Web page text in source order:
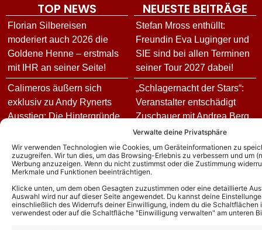
Verwalte deine Privatsphäre
Wir verwenden Technologien wie Cookies, um Geräteinformationen zu
zuzugreifen. Wir tun dies, um das Browsing-Erlebnis zu verbessern und um
Werbung anzuzeigen. Wenn du nicht zustimmst oder die Zustimmung
Merkmale und Funktionen beeinträchtigen.
Klicke unten, um dem oben Gesagten zuzustimmen oder eine detaillierte
Auswahl wird nur auf dieser Seite angewendet. Du kannst deine
einschließlich des Widerrufs deiner Einwilligung, indem du die
verwendest oder auf die Schaltfläche "Einwilligung verwalten" am unteren
TOP NEWS
Florian Silbereisen
moderiert auch 2026 die
Goldene Henne – erstmals
mit IHR an seiner Seite!
Calimeros äußern sich
exklusiv zu Andy Rynerts
Ausstieg: Die Hintergründe
Schlagerband weitergeht!
Andy Borg über neue
Das ist für ihn das schönste
Kompliment
NEUESTE BEITRÄGE
Stefan Mross enthüllt:
Freundin Eva Luginger und
SIE sind bei allen Terminen
seiner Tour 2027 dabei!
„Schlagernacht der Stars“:
Veranstalter entschädigt
Zuschauer mit Andrea Berg
Freikarten wegen dem
Ausfall mehrerer Künstler
SINGLE-TIPP! Sahra Stern
besingt die große Liebe im
Song „Du bist mein Leben“
Daniel Sommer und Paul